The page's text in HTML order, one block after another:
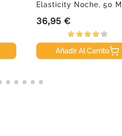
Elasticity Noche, 50
Precio
36,95 €
Añadir Al Carrito